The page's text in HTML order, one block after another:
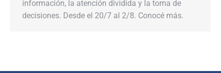
información, la atención dividida y la toma de
decisiones. Desde el 20/7 al 2/8. Conocé más.